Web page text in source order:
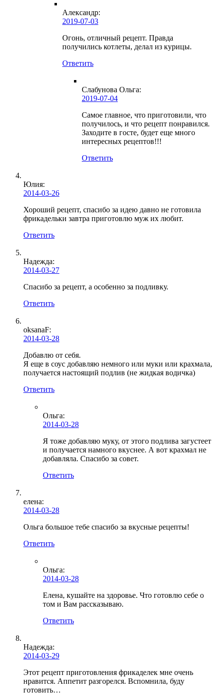
Александр:
2019-07-03
Огонь, отличный рецепт. Правда
получились котлеты, делал из курицы.
Ответить
Слабунова Ольга:
2019-07-04
Самое главное, что приготовили, что
получилось, и что рецепт понравился.
Заходите в госте, будет еще много
интересных рецептов!!!
Ответить
Юлия:
2014-03-26
Хороший рецепт, спасибо за идею давно не готовила
фрикадельки завтра приготовлю муж их любит.
Ответить
Надежда:
2014-03-27
Спасибо за рецепт, а особенно за подливку.
Ответить
oksanaF:
2014-03-28
Добавлю от себя.
Я еще в соус добавляю немного или муки или крахмала,
получается настоящий подлив (не жидкая водичка)
Ответить
Ольга:
2014-03-28
Я тоже добавляю муку, от этого подлива загустеет
и получается намного вкуснее. А вот крахмал не
добавляла. Спасибо за совет.
Ответить
елена:
2014-03-28
Ольга большое тебе спасибо за вкусные рецепты!
Ответить
Ольга:
2014-03-28
Елена, кушайте на здоровье. Что готовлю себе о
том и Вам рассказываю.
Ответить
Надежда:
2014-03-29
Этот рецепт приготовления фрикаделек мне очень
нравится. Аппетит разгорелся. Вспомнила, буду
готовить…